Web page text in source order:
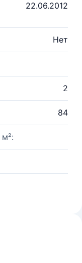
22.06.2012
Нет
2
84